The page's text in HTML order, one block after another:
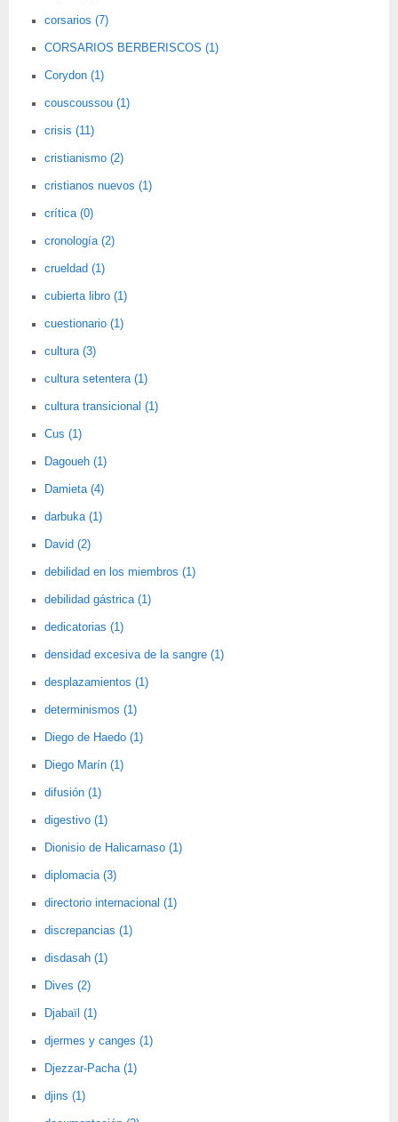
corsarios (7)
CORSARIOS BERBERISCOS (1)
Corydon (1)
couscoussou (1)
crisis (11)
cristianismo (2)
cristianos nuevos (1)
crítica (0)
cronología (2)
crueldad (1)
cubierta libro (1)
cuestionario (1)
cultura (3)
cultura setentera (1)
cultura transicional (1)
Cus (1)
Dagoueh (1)
Damieta (4)
darbuka (1)
David (2)
debilidad en los miembros (1)
debilidad gástrica (1)
dedicatorias (1)
densidad excesiva de la sangre (1)
desplazamientos (1)
determinismos (1)
Diego de Haedo (1)
Diego Marín (1)
difusión (1)
digestivo (1)
Dionisio de Halicarnaso (1)
diplomacia (3)
directorio internacional (1)
discrepancias (1)
disdasah (1)
Dives (2)
Djabaïl (1)
djermes y canges (1)
Djezzar-Pacha (1)
djins (1)